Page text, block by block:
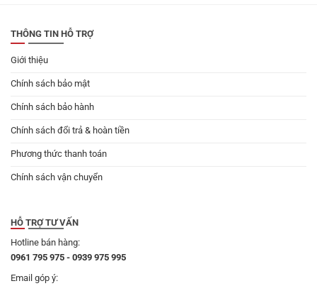
THÔNG TIN HỖ TRỢ
Giới thiệu
Chính sách bảo mật
Chính sách bảo hành
Chính sách đổi trả & hoàn tiền
Phương thức thanh toán
Chính sách vận chuyển
HỖ TRỢ TƯ VẤN
Hotline bán hàng:
0961 795 975 - 0939 975 995
Email góp ý: